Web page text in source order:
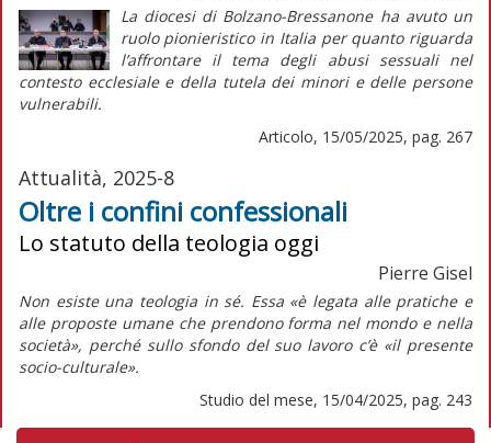
La diocesi di Bolzano-Bressanone ha avuto un
ruolo pionieristico in Italia per quanto riguarda
l’affrontare il tema degli abusi sessuali nel
contesto ecclesiale e della tutela dei minori e delle persone
vulnerabili.
Articolo, 15/05/2025, pag. 267
Attualità, 2025-8
Oltre i confini confessionali
Lo statuto della teologia oggi
Pierre Gisel
Non esiste una teologia in sé. Essa «è legata alle pratiche e
alle proposte umane che prendono forma nel mondo e nella
società», perché sullo sfondo del suo lavoro c’è «il presente
socio-culturale».
Studio del mese, 15/04/2025, pag. 243